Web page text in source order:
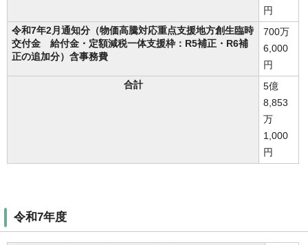
円
令和7年2月通知分（物価高騰対応重点支援地方創生臨時
交付金 給付金・定額減税一体支援枠：R5補正・R6補
正の追加分）含事務費
700万
6,000
円
合計
5億
8,853
万
1,000
円
令和7年度